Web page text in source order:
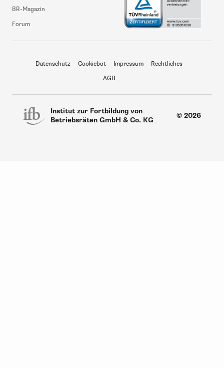
BR-Magazin
Forum
Institut zur Fortbildung von
Betriebsräten GmbH & Co. KG
© 2026
Datenschutz Cookiebot Impressum
Rechtliches
AGB